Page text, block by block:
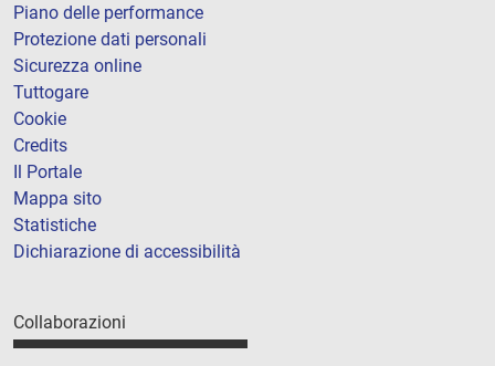
Piano delle performance
Protezione dati personali
Sicurezza online
Tuttogare
Cookie
Credits
Il Portale
Mappa sito
Statistiche
Dichiarazione di accessibilità
Collaborazioni